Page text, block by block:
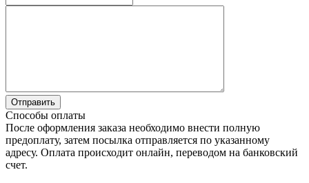
Способы оплаты
После оформления заказа необходимо внести полную
предоплату, затем посылка отправляется по указанному
адресу. Оплата происходит онлайн, переводом на банковский
счет.